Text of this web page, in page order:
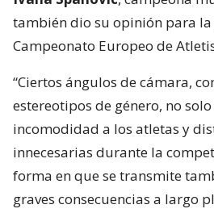
también dio su opinión para la
Campeonato Europeo de
“Ciertos ángulos de cámara,
estereotipos de género, no
incomodidad a los atletas y
innecesarias durante la
forma en que se transmite
graves consecuencias a largo